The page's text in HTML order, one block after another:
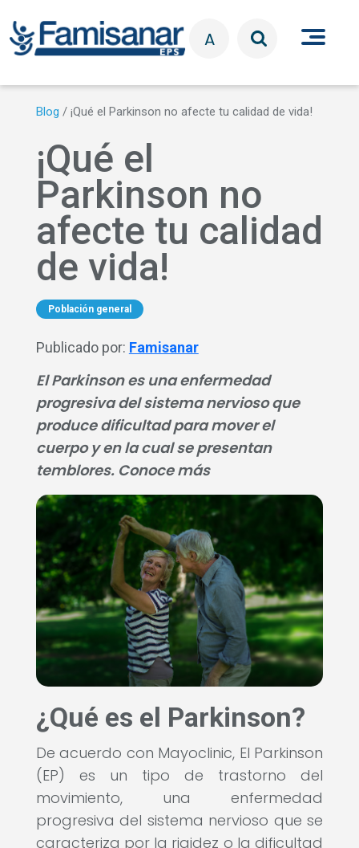
A
Blog / ¡Qué el Parkinson no afecte tu calidad de vida!
¡Qué el
Parkinson no
afecte tu calidad
de vida!
Población general
Publicado por: Famisanar
El Parkinson es una enfermedad
progresiva del sistema nervioso que
produce dificultad para mover el
cuerpo y en la cual se presentan
temblores. Conoce más
¿Qué es el Parkinson?
De acuerdo con Mayoclinic, El Parkinson
(EP) es un tipo de trastorno del
movimiento, una enfermedad
progresiva del sistema nervioso que se
caracteriza por la rigidez o la dificultad